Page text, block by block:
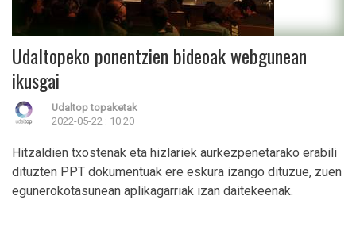
Udaltopeko ponentzien bideoak webgunean
ikusgai
Udaltop topaketak
2022-05-22 : 10:20
Hitzaldien txostenak eta hizlariek aurkezpenetarako erabili
dituzten PPT dokumentuak ere eskura izango dituzue, zuen
egunerokotasunean aplikagarriak izan daitekeenak.